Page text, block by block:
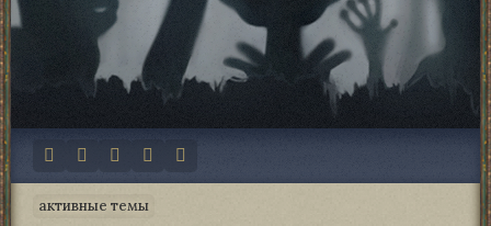
активные темы